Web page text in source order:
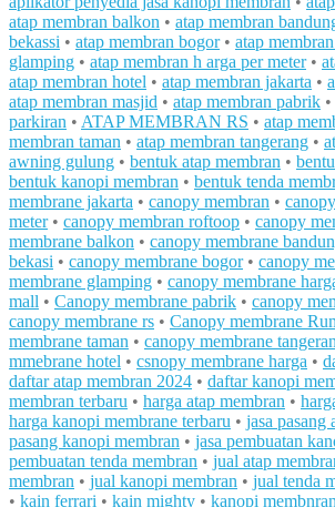
atap membran balkon • atap membran
bekassi • atap membran bogor• atap
glamping • atap membran h arga per meter•
atap membran hotel • atap membran jakarta •
atap membran masjid • atap membran pabrik •
parkiran • ATAP MEMBRAN RS • atap
membran taman • atap membran tangerang •
awning gulung • bentuk atap membran •
bentuk kanopi membran • bentuk tenda
membrane jakarta • canopy membran •
meter• canopy membran roftoop • canopy
membrane balkon • canopy membrane
bekasi • canopy membrane bogor• canopy
membrane glamping • canopy membrane
mall • Canopy membrane pabrik • canopy
canopy membrane rs • Canopy membrane
membrane taman • canopy membrane
mmebrane hotel • csnopy membrane harga •
daftar atap membran 2024 • daftar kanopi
membran terbaru • harga atap membran •
harga kanopi membrane terbaru • jasa pasang
pasang kanopi membran • jasa pembuatan
pembuatan tenda membran • jual atap
membran • jual kanopi membran • jual tenda
• kain ferrari • kain mighty • kanopi